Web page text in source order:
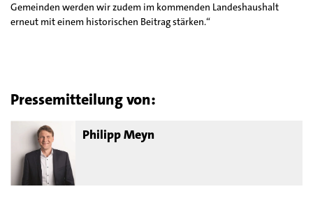
Gemeinden werden wir zudem im kommenden Landeshaushalt
erneut mit einem historischen Beitrag stärken.“
Pressemitteilung von:
Philipp Meyn